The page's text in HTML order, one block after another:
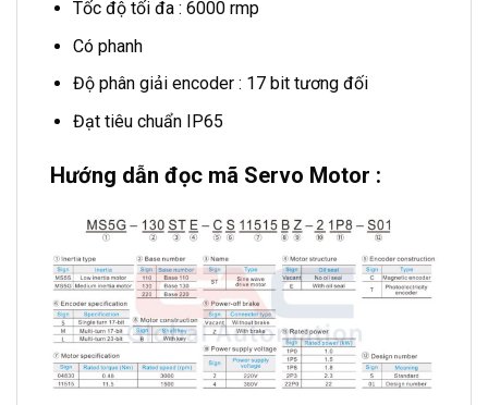
Tốc độ tối đa : 6000 rmp
Có phanh
Độ phân giải encoder : 17 bit tương đối
Đạt tiêu chuẩn IP65
Hướng dẫn đọc mã Servo Motor :